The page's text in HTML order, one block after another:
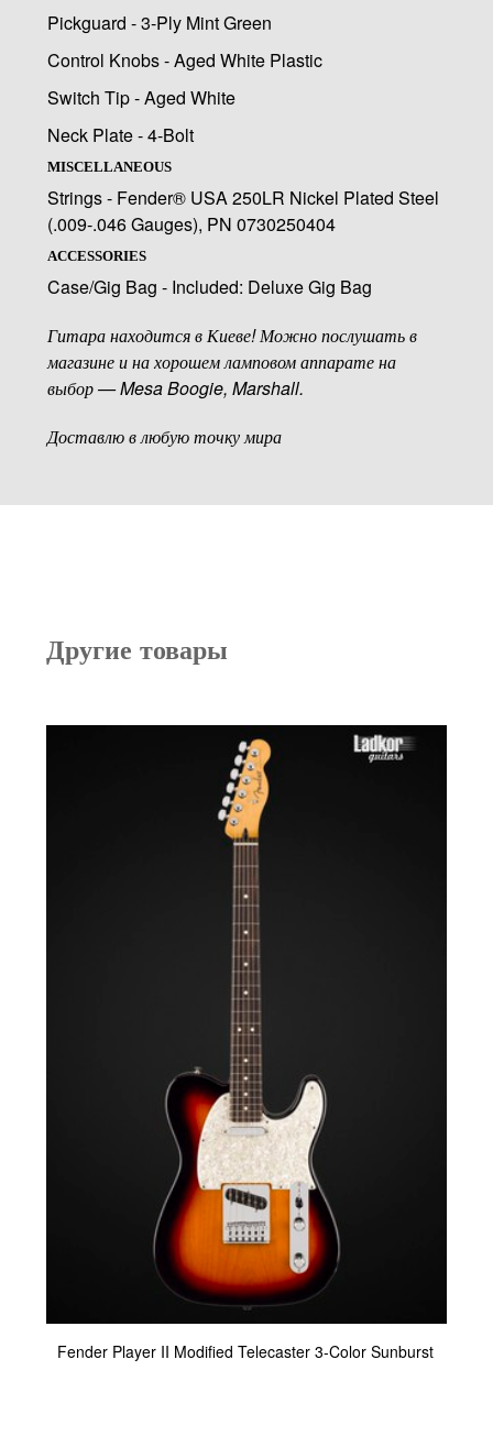
Pickguard - 3-Ply Mint Green
Control Knobs - Aged White Plastic
Switch Tip - Aged White
Neck Plate - 4-Bolt
MISCELLANEOUS
Strings - Fender® USA 250LR Nickel Plated Steel
(.009-.046 Gauges), PN 0730250404
ACCESSORIES
Case/Gig Bag - Included: Deluxe Gig Bag
Гитара находится в Киеве! Можно послушать в
магазине и на хорошем ламповом аппарате на
выбор — Mesa Boogie, Marshall.
Доставлю в любую точку мира
Другие товары
Fender Player II Modified Telecaster 3-Color Sunburst